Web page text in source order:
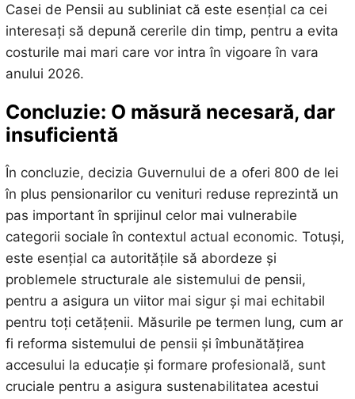
Casei de Pensii au subliniat că este esențial ca cei
interesați să depună cererile din timp, pentru a evita
costurile mai mari care vor intra în vigoare în vara
anului 2026.
Concluzie: O măsură necesară, dar
insuficientă
În concluzie, decizia Guvernului de a oferi 800 de lei
în plus pensionarilor cu venituri reduse reprezintă un
pas important în sprijinul celor mai vulnerabile
categorii sociale în contextul actual economic. Totuși,
este esențial ca autoritățile să abordeze și
problemele structurale ale sistemului de pensii,
pentru a asigura un viitor mai sigur și mai echitabil
pentru toți cetățenii. Măsurile pe termen lung, cum ar
fi reforma sistemului de pensii și îmbunătățirea
accesului la educație și formare profesională, sunt
cruciale pentru a asigura sustenabilitatea acestui